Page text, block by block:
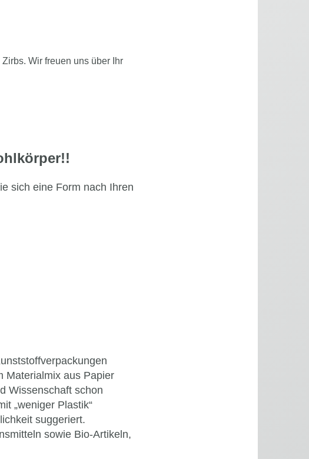
Wir freuen uns über Ihr
sich eine Form nach Ihren
Materialmix aus Papier
Wissenschaft schon
„weniger Plastik“
suggeriert.
sowie Bio-Artikeln,